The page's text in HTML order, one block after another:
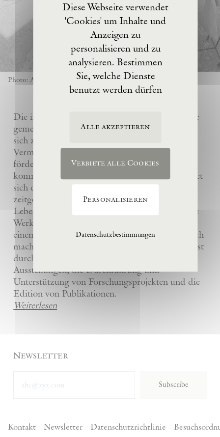
Photo: Anselm Kiefer
Die im Jahre 2017 von Anselm Kiefer gegründete
gemeinnützige Eschaton –Kunststiftung hat es
sich zur Aufgabe gemacht, das künstlerische
Vermächtnis ihres Gründers Anselm Kiefer zu
fördern und sein Atelier La Ribaute für
kommende Generationen zu erhalten. Sie widmet
sich dem Verständnis und der Wertschätzung
zeitgenössischer Kunst, insbesondere des
Lebenswerks von Anselm Kiefer, indem sie seine
Werke und die anderer Künstler bewahrt und
einem breiten Publikum in La Ribaute zugänglich
macht. Die Stiftung fördert zeitgenössische Kunst
durch die Organisation von internationalen
Ausstellungen, die Durchführung und
Unterstützung von Forschungsprojekten und die
Edition von Publikationen.
Weiterlesen
Newsletter
Subscribe
Kontakt Newsletter Datenschutzrichtlinie
Diese Webseite verwendet
'Cookies' um Inhalte und
Anzeigen zu
personalisieren und zu
analysieren. Bestimmen
Sie, welche Dienste
benutzt werden dürfen
Alle akzeptieren
Verbiete alle Cookies
Personalisieren
Datenschutzbestimmungen